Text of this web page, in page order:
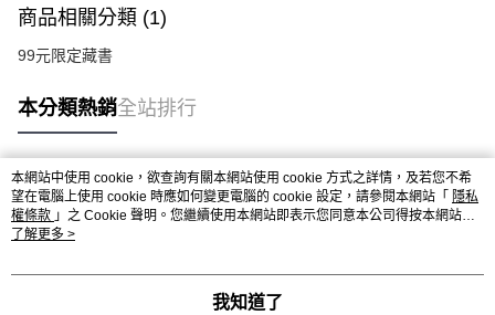
商品相關分類 (1)
99元限定藏書
本分類熱銷全站排行
熱門標籤
本網站中使用 cookie，欲查詢有關本網站使用 cookie 方式之詳情，及若您不希
望在電腦上使用 cookie 時應如何變更電腦的 cookie 設定，請參閱本網站「 隱私
權條款 」之 Cookie 聲明。您繼續使用本網站即表示您同意本公司得按本網站使
用條款之 Cookie 聲明使用 cookie。
了解更多 >
我知道了